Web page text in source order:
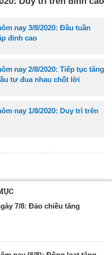
nay 3/8/2020: Đầu tuần
đỉnh cao
nay 2/8/2020: Tiếp tục tăng
tư đua nhau chốt lời
nay 1/8/2020: Duy trì trên
7/8: Đảo chiều tăng